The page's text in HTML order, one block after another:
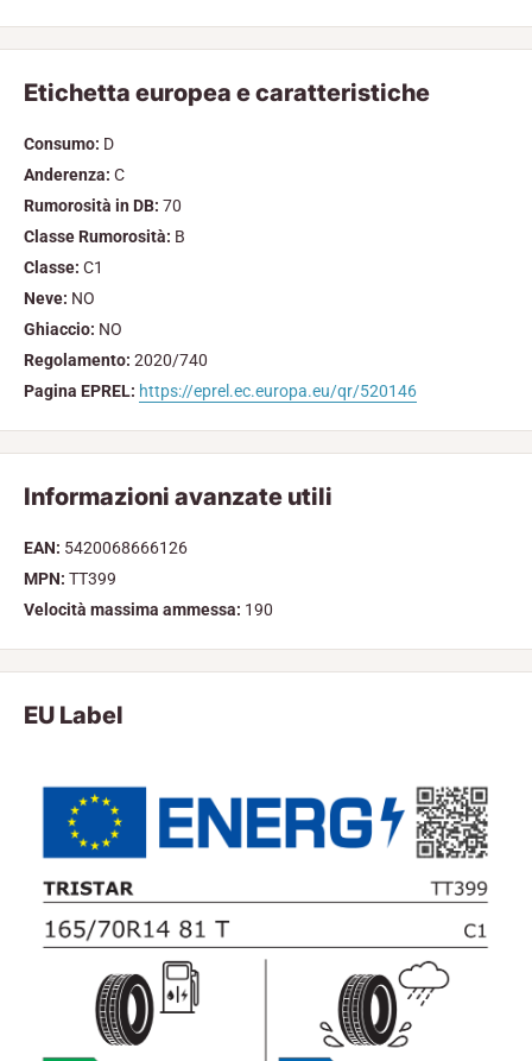
Etichetta europea e caratteristiche
Consumo: D
Anderenza: C
Rumorosità in DB: 70
Classe Rumorosità: B
Classe: C1
Neve: NO
Ghiaccio: NO
Regolamento: 2020/740
Pagina EPREL: https://eprel.ec.europa.eu/qr/520146
Informazioni avanzate utili
EAN: 5420068666126
MPN: TT399
Velocità massima ammessa: 190
EU Label